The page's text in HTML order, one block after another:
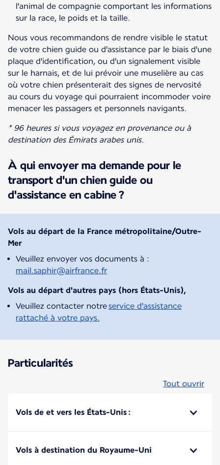
l'animal de compagnie comportant les informations
sur la race, le poids et la taille.
Nous vous recommandons de rendre visible le statut
de votre chien guide ou d'assistance par le biais d'une
plaque d'identification, ou d'un signalement visible
sur le harnais, et de lui prévoir une muselière au cas
où votre chien présenterait des signes de nervosité
au cours du voyage qui pourraient incommoder voire
menacer les passagers et personnels navigants.
* 96 heures si vous voyagez en provenance ou à
destination des Émirats arabes unis.
À qui envoyer ma demande pour le
transport d'un chien guide ou
d'assistance en cabine ?
Vols au départ de la France métropolitaine/Outre-
Mer
Veuillez envoyer vos documents à :
mail.saphir@airfrance.fr
Vols au départ d'autres pays (hors États-Unis),
Veuillez contacter notreservice d'assistance
rattaché à votre pays.
Particularités
Tout ouvrir
Vols de et vers les États-Unis :
Vols à destination du Royaume-Uni